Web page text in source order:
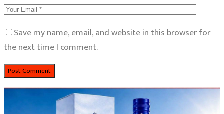
Save my name, email, and website in this browser for
the next time I comment.